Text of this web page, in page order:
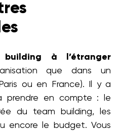
à l’étranger
que dans un
ou en France). Il y a
prendre en compte : le
du team building, les
encore le budget. Vous